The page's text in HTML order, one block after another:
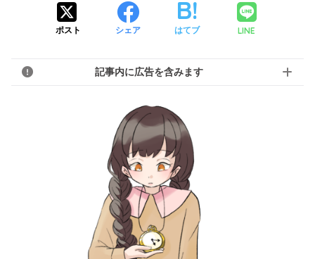
ポスト シェア はてブ LINE
記事内に広告を含みます